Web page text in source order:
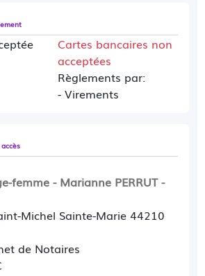
natale, rééducation du
à la jeune fille, conseils
de tout âge, santé sexuelle
la tradition japonaise, au
: santé, bien-être,
stress, angoisse, deuil,
dépression,
…
par mon téléphone.
Cartes bancaires non
acceptées
Règlements par:
- Virements
femme - Marianne PERRUT -
Michel Sainte-Marie 44210
de Notaires